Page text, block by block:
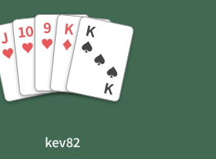
J
♥♥
J
10
♥ ♥♥
10
9
♥ ♥♥
K
♦
♦
♦
K
♠
♠
♠
K
kev82